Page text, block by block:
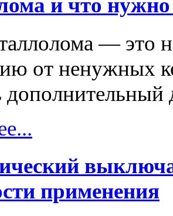
и что нужно
— это
от ненужных
дополнительный
применения